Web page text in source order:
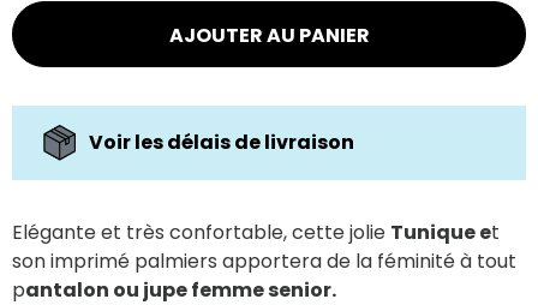
AJOUTER AU PANIER
Voir les délais de livraison
Elégante et très confortable, cette jolie Tunique et
son imprimé palmiers apportera de la féminité à tout
pantalon ou jupe femme senior.